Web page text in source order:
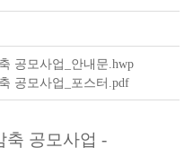
공모사업_안내문.hwp
공모사업_포스터.pdf
축 공모사업 -